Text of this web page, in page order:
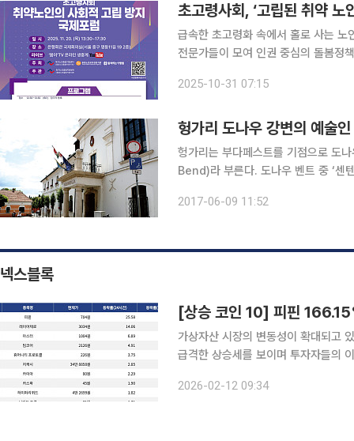
초고령사회, ‘고립된 취약 노
급속한 초고령화 속에서 홀로 사는 노
전문가들이 모여 인권 중심의 돌봄정
행사는 독거노인종합지원센터와 중
2025-10-31 07:15
헝가리 도나우 강변의 예술
헝가리는 부다페스트를 기점으로 도
Bend)라 부른다. 도나우 벤트 중 ‘센
도시 전체에는 예술미가 넘쳐난다.
2017-06-09 11:52
넥스블록
[상승 코인 10] 피핀
가상자산 시장의 변동성이 확대되고
급격한 상승세를 보이며 투자자들의 이목을 끌고 있다. 글로벌 가상
으로는 무려 166.15% 상승했다. 레
2026-02-12 09:34